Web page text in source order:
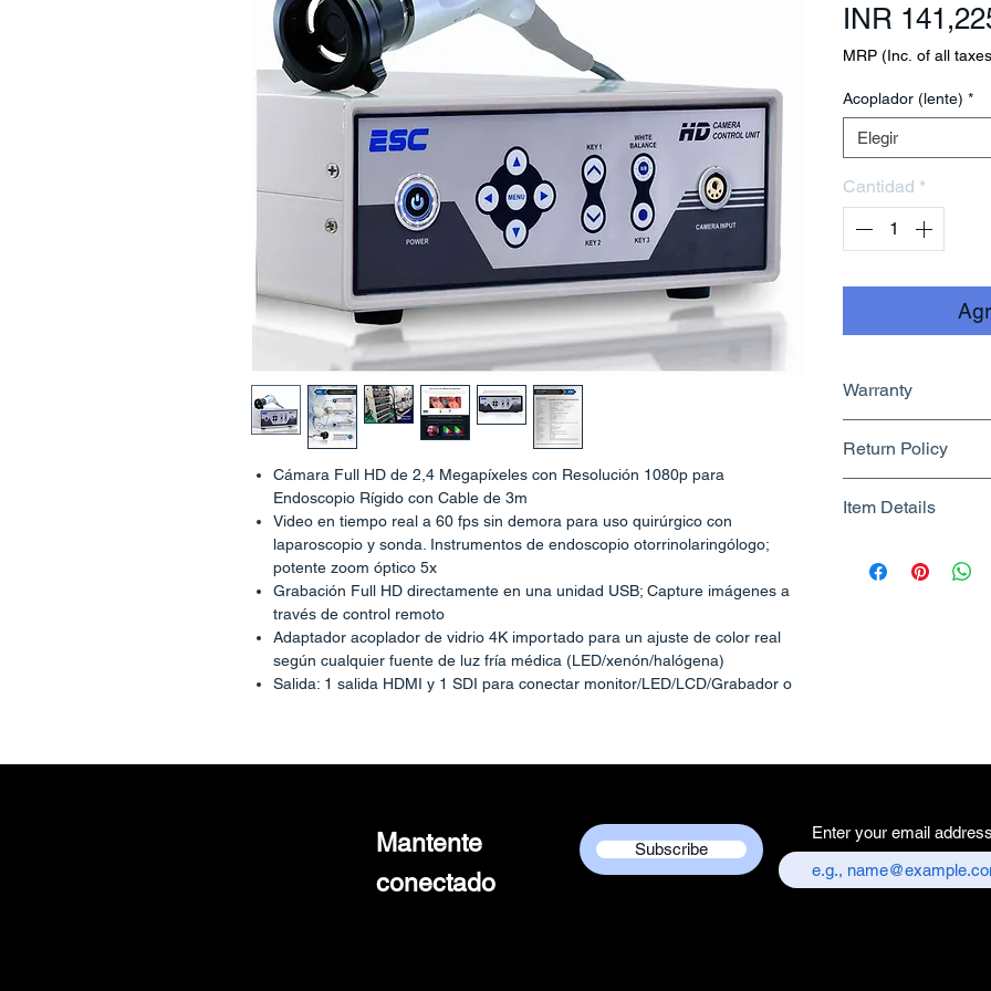
Cámara Full HD de 2,4 Megapíxeles con Resolución 1080p para
Endoscopio Rígido con Cable de 3m
Video en tiempo real a 60 fps sin demora para uso quirúrgico con
laparoscopio y sonda. Instrumentos de endoscopio otorrinolaringólogo;
potente zoom óptico 5x
Grabación Full HD directamente en una unidad USB; Capture imágenes a
través de control remoto
Adaptador acoplador de vidrio 4K importado para un ajuste de color real
según cualquier fuente de luz fría médica (LED/xenón/halógena)
Salida: 1 salida HDMI y 1 SDI para conectar monitor/LED/LCD/Grabador o
imágenes. Es una de las tecnologías más avanzadas en la industria por parte
de cualquier empresa. Está equipado con un potente procesador coreano que
le ayuda a ofrecer imágenes nítidas de alta definición incluso en condiciones
INR
MRP (Inc. of all
Acoplador (lente) *
Elegir
Cantidad *
Warranty
Return Policy
Know More
Item Details
Manufacturer/
Customer care
Mantente
conectado
Subscribe
Enter your email address